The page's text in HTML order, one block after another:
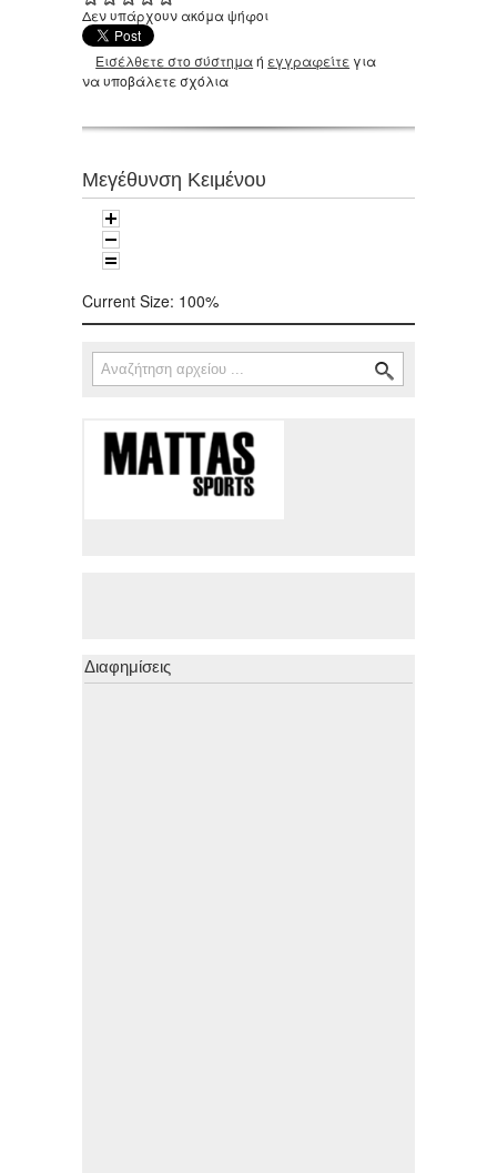
Δεν υπάρχουν ακόμα ψήφοι
Εισέλθετε στο σύστημαή εγγραφείτε για
να υποβάλετε σχόλια
Μεγέθυνση Κειμένου
Current Size: 100%
Φόρμα αναζήτησης
Αναζήτηση
Διαφημίσεις